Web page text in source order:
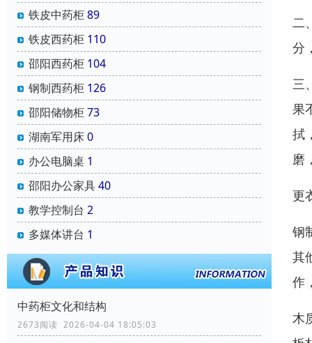
铁皮中药柜89
铁皮西药柜 110
邵阳西药柜 104
钢制西药柜 126
邵阳储物柜73
湖南军用床0
办公电脑桌 1
邵阳办公家具40
教学控制台 2
多媒体讲台 1
中药柜文化和结构
2673阅读 2026-04-04 18:05:03
二
分
三
果
拭
磨
更
钢
其
作
木